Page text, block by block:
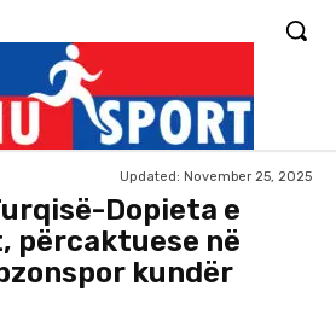
Updated: November 25, 2025
Dopieta e
përcaktuese në
kundër